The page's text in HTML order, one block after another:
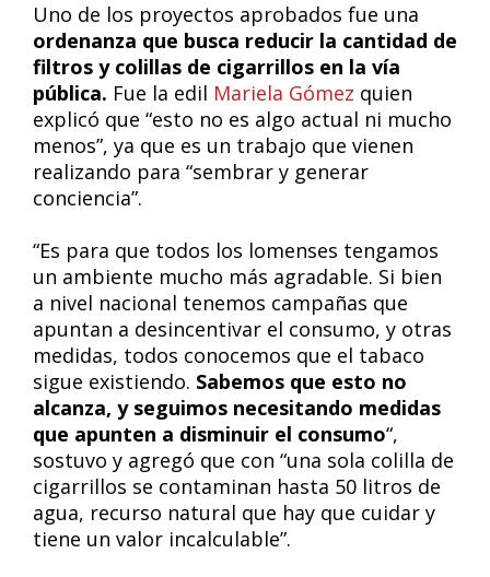
Uno de los proyectos aprobados fue una
ordenanza que busca reducir la cantidad de
filtros y colillas de cigarrillos en la vía
pública. Fue la edil Mariela Gómez quien
explicó que “esto no es algo actual ni mucho
menos”, ya que es un trabajo que vienen
realizando para “sembrar y generar
conciencia”.
“Es para que todos los lomenses tengamos
un ambiente mucho más agradable. Si bien
a nivel nacional tenemos campañas que
apuntan a desincentivar el consumo, y otras
medidas, todos conocemos que el tabaco
sigue existiendo. Sabemos que esto no
alcanza, y seguimos necesitando medidas
que apunten a disminuir el consumo“,
sostuvo y agregó que con “una sola colilla de
cigarrillos se contaminan hasta 50 litros de
agua, recurso natural que hay que cuidar y
tiene un valor incalculable”.